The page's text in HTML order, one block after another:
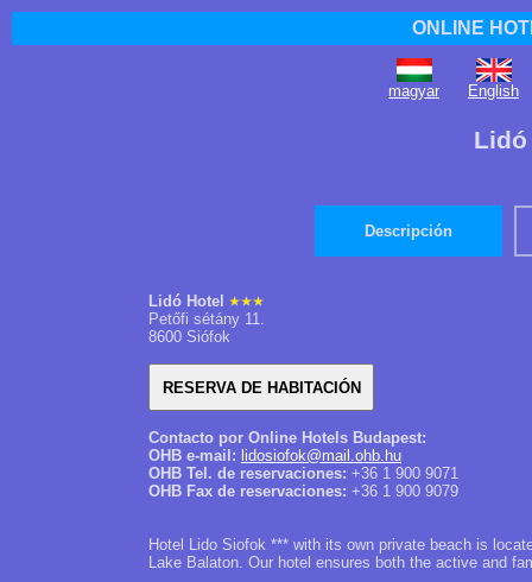
ONLINE
magyar English
Descripción
Lidó Hotel
Petőfi sétány 11.
8600 Siófok
Contacto por Online Hotels Budapest:
OHB e-mail: lidosiofok@mail.ohb.hu
OHB Tel. de reservaciones: +36 1 900 9071
OHB Fax de reservaciones: +36 1 900 9079
Hotel Lido Siofok *** with its own private beach is
Lake Balaton. Our hotel ensures both the active and